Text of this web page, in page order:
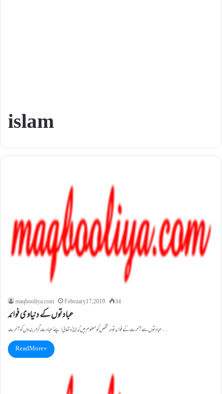
islam
maqbooliya.com February 17, 2019 34
عبادتوں کے دنیاوی فوائد
عبادتوں سے آخرت کے فوائد تو ہر شخص کو معلوم ہیں کہ اﷲتعالیٰ اپنے عبادت گزار بندو ں کو آخرت…
Read More »